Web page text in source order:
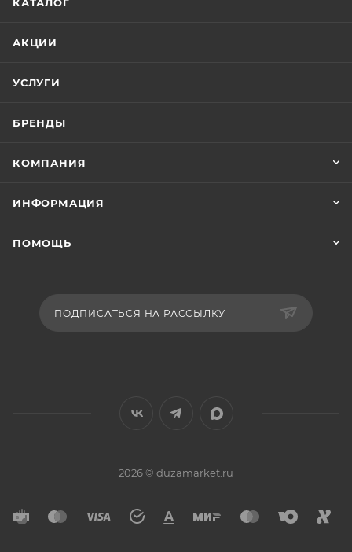
использовании с мягкой прокладкой 5 мм. Только
АКЦИИ
УСЛУГИ
БРЕНДЫ
КОМПАНИЯ
ИНФОРМАЦИЯ
ПОМОЩЬ
ПОДПИСАТЬСЯ НА РАССЫЛКУ
2026 © duzamarket.ru